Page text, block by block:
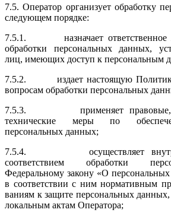
7.5. Оператор организует обработку
следующем порядке:
7.5.1. назначает ответственное
обработки персональных данных,
лиц, имеющих доступ к персональным
7.5.2. издает настоящую
вопросам обработки персональных
7.5.3. применяет правовые,
технические меры по
персональных данных;
7.5.4. осуществляет
соответствием обработки
Федеральному закону «О
в соответствии с ним нормативным
ваниям к защите персональных
локальным актам Оператора;